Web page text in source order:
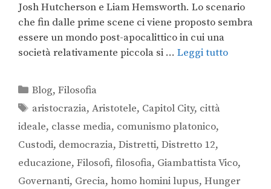
Josh Hutcherson e Liam Hemsworth. Lo scenario
che fin dalle prime scene ci viene proposto sembra
essere un mondo post-apocalittico in cui una
società relativamente piccola si … Leggi tutto
Blog,Filosofia
aristocrazia,Aristotele, Capitol City, città
ideale, classe media, comunismo platonico,
Custodi, democrazia, Distretti, Distretto 12,
educazione, Filosofi, filosofia, Giambattista Vico,
Governanti, Grecia, homo homini lupus, Hunger